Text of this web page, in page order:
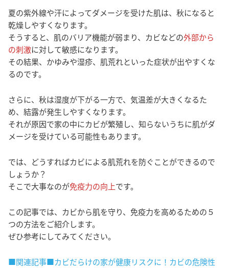
夏の紫外線や汗によってダメージを受けた肌は、秋になると
乾燥しやすくなります。
そうすると、肌のバリア機能が弱まり、カビなどの外部から
の刺激に対して敏感になります。
その結果、かゆみや湿疹、肌荒れといった症状が出やすくな
るのです。
さらに、秋は湿度が下がる一方で、気温差が大きくなるた
め、結露が発生しやすくなります。
それが原因で家の中にカビが繁殖し、知らないうちに肌がダ
メージを受けている可能性もあります。
では、どうすればカビによる肌荒れを防ぐことができるので
しょうか？
そこで大事なのが免疫力の向上です。
この記事では、カビから肌を守り、免疫力を高めるための５
つの方法をご紹介します。
ぜひ参考にしてみてください。
■関連記事■カビだらけの家が健康リスクに！カビの危険性